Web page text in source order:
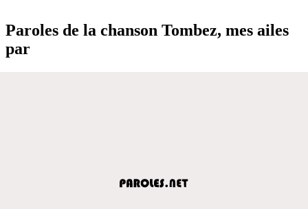
Paroles de la chanson Tombez, mes ailes
par